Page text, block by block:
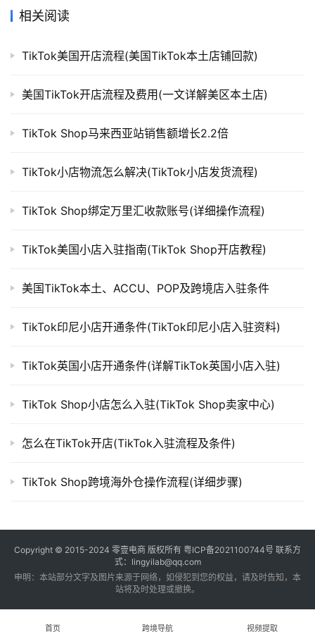
相关阅读
TikTok美国开店流程(美国TikTok本土店铺回款)
美国TikTok开店流程及费用(一文详解美区本土店)
TikTok Shop马来西亚站销售额增长2.2倍
TikTok小店物流怎么解决(TikTok小店发货流程)
TikTok Shop绑定万里汇收款账号(详细操作流程)
TikTok美国小店入驻指南(TikTok Shop开店教程)
美国TikTok本土、ACCU、POP及跨境店入驻条件
TikTok印尼小店开通条件(TikTok印尼小店入驻资料)
TikTok英国小店开通条件(详解TikTok英国小店入驻)
TikTok Shop小店怎么入驻(TikTok Shop卖家中心)
怎么在TikTok开店(TikTok入驻流程及条件)
TikTok Shop跨境海外仓操作流程(详细步骤)
Copyright © 2015-2024 零壹电商 版权所有 粤ICP备2021100744号 联系方
式：lingyilab@qq.com
申明：本站部分文字及图片来源于网络，如侵犯到您的权益，请及时告知，本
站将及时处理或撤换。
首页 跨境导航 视频提取